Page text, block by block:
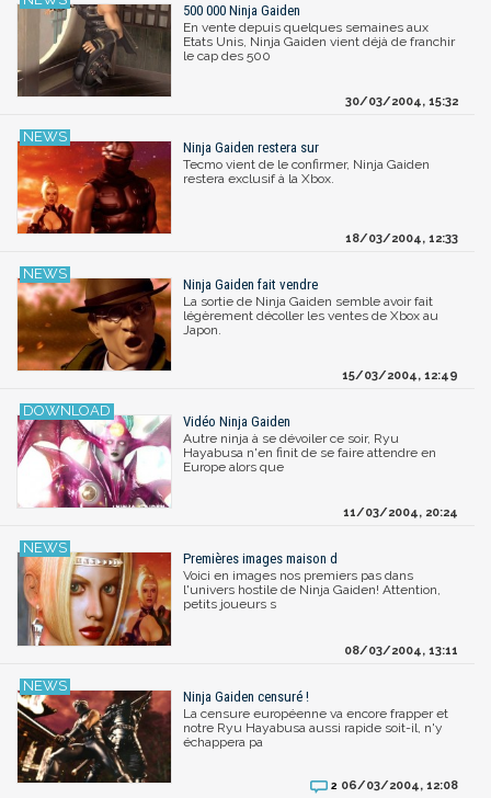
500 000 Ninja Gaiden
En vente depuis quelques semaines aux
Etats Unis, Ninja Gaiden vient déjà de franchir
le cap des 500
30/03/2004, 15:32
Ninja Gaiden restera sur
Tecmo vient de le confirmer, Ninja Gaiden
restera exclusif à la Xbox.
18/03/2004, 12:33
Ninja Gaiden fait vendre
La sortie de Ninja Gaiden semble avoir fait
légèrement décoller les ventes de Xbox au
Japon.
15/03/2004, 12:49
Vidéo Ninja Gaiden
Autre ninja à se dévoiler ce soir, Ryu
Hayabusa n'en finit de se faire attendre en
Europe alors que
11/03/2004, 20:24
Premières images maison d
Voici en images nos premiers pas dans
l'univers hostile de Ninja Gaiden! Attention,
petits joueurs s
08/03/2004, 13:11
Ninja Gaiden censuré !
La censure européenne va encore frapper et
notre Ryu Hayabusa aussi rapide soit-il, n'y
échappera pa
2 06/03/2004, 12:08